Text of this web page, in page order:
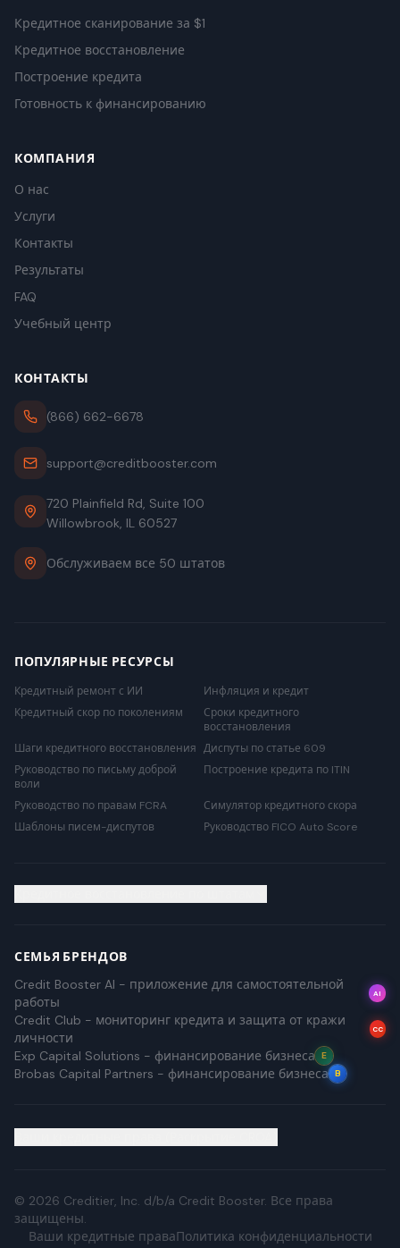
Кредитное сканирование за $1
Кредитное восстановление
Построение кредита
Готовность к финансированию
КОМПАНИЯ
О нас
Услуги
Контакты
Результаты
FAQ
Учебный центр
КОНТАКТЫ
(866) 662-6678
support@creditbooster.com
720 Plainfield Rd, Suite 100
Willowbrook, IL 60527
Обслуживаем все 50 штатов
ПОПУЛЯРНЫЕ РЕСУРСЫ
Кредитный ремонт с ИИ
Инфляция и кредит
Кредитный скор по поколениям
Сроки кредитного
восстановления
Шаги кредитного восстановления Диспуты по статье 609
Руководство по письму доброй
воли
Построение кредита по ITIN
Руководство по правам FCRA
Симулятор кредитного скора
Шаблоны писем-диспутов
Руководство FICO Auto Score
СЕМЬЯ БРЕНДОВ
Credit Booster AI - приложение для самостоятельной
работы
AI
Credit Club - мониторинг кредита и защита от кражи
личности
CC
Exp Capital Solutions - финансирование бизнеса E
Brobas Capital Partners - финансирование бизнеса B
© 2026 Creditier, Inc. d/b/a Credit Booster. Все права
защищены.
Ваши кредитные праваПолитика конфиденциальности